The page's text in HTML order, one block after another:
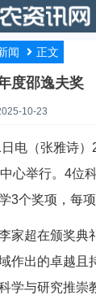
闻 正文
度邵逸夫奖
10-23
（张雅诗）
心举行。4位
3个奖项，每项
超在颁奖典
作出的卓越且
学与研究推崇